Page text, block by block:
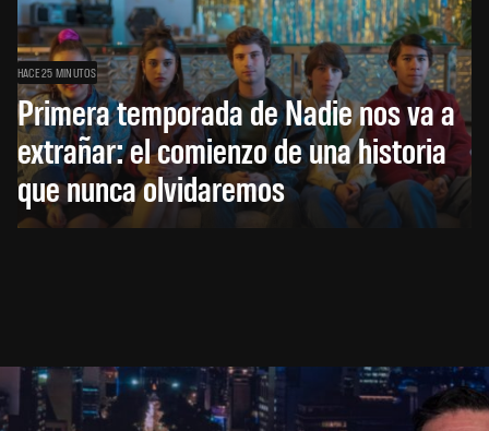
HACE 25 MINUTOS
Primera temporada de Nadie nos va a
extrañar: el comienzo de una historia
que nunca olvidaremos